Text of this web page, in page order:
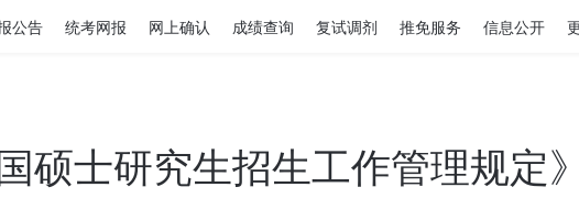
公告 统考网报 网上确认 成绩查询 复试调剂 推免服务 信息公开
硕士研究生招生工作管理规定